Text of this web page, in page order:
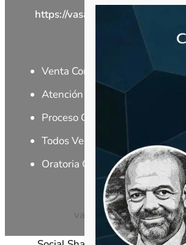
https://vasavender.com/
Cursos
Venta Consultiva
Atención al Cliente
Proceso Comercial
Todos Vendemos
Oratoria Comercial
DISC
vasavender.com |